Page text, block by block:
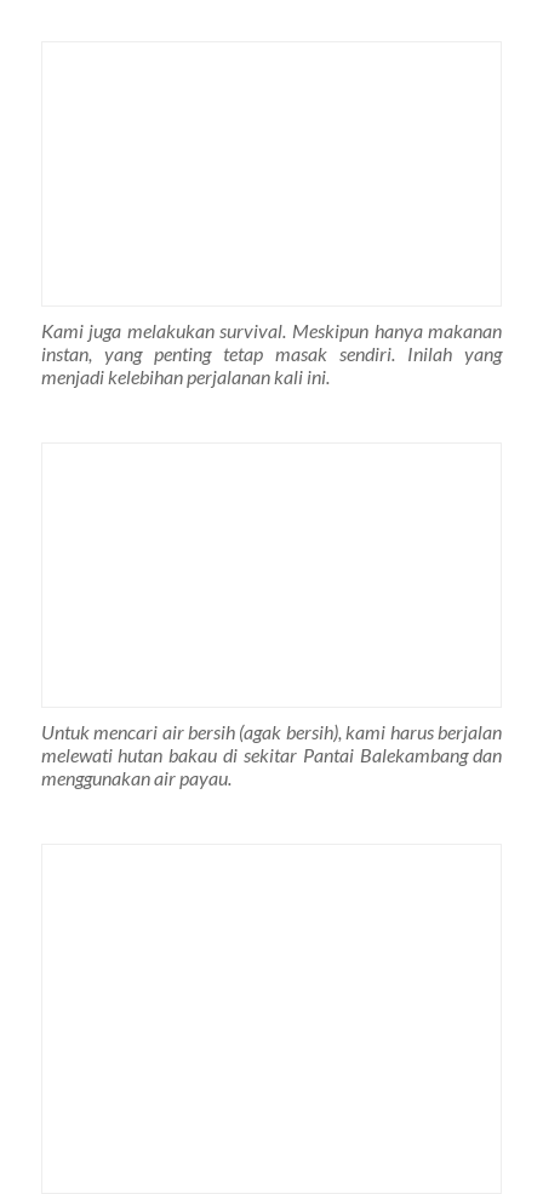
Kami juga melakukan survival. Meskipun hanya makanan
instan, yang penting tetap masak sendiri. Inilah yang
menjadi kelebihan perjalanan kali ini.
Untuk mencari air bersih (agak bersih), kami harus berjalan
melewati hutan bakau di sekitar Pantai Balekambang dan
menggunakan air payau.